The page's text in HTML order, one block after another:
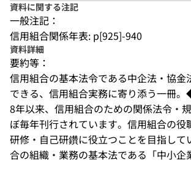
資料に関する注記
一般注記：
信用組合関係年表: p[925]-940
資料詳細
要約等：
信用組合の基本法令である中企法・協金
できる、信用組合実務に寄り添う一冊
8年以来、信用組合のための関係法令・
ぼ毎年刊行されています。信用組合の役
研修・自己研鑽に役立つことを目指し
合の組織・業務の基本法である「中小企